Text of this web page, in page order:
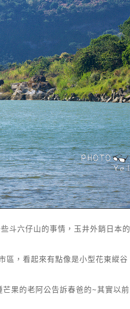
斗六仔山的事情，玉井外銷日本的
區，看起來有點像是小型花東縱谷
果的老阿公告訴春爸的~其實以前